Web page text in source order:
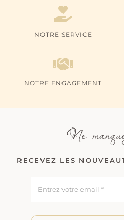
NOTRE SERVICE
NOTRE ENGAGEMENT
Ne
RECEVEZ LES